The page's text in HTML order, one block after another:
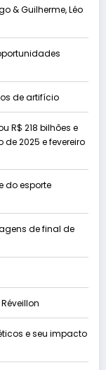
& Guilherme, Léo
de artifício
R$ 218 bilhões e
2025 e fevereiro
do esporte
de final de
e seu impacto